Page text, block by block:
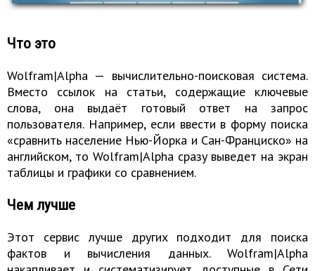
Что это
Wolfram|Alpha — вычислительно-поисковая система.
Вместо ссылок на статьи, содержащие ключевые
слова, она выдаёт готовый ответ на запрос
пользователя. Например, если ввести в форму поиска
«сравнить население Нью-Йорка и Сан-Франциско» на
английском, то Wolfram|Alpha сразу выведет на экран
таблицы и графики со сравнением.
Чем лучше
Этот сервис лучше других подходит для поиска
фактов и вычисления данных. Wolfram|Alpha